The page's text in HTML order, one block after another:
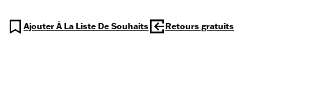
Ajouter À La Liste De Souhaits Retours gratuits